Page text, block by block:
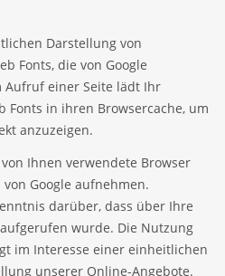
Darstellung von
Fonts, die von Google
Aufruf einer Seite lädt Ihr
Fonts in ihren Browsercache, um
anzuzeigen.
Ihnen verwendete Browser
Google aufnehmen.
darüber, dass über Ihre
wurde. Die Nutzung
im Interesse einer einheitlichen
unserer Online-Angebote.